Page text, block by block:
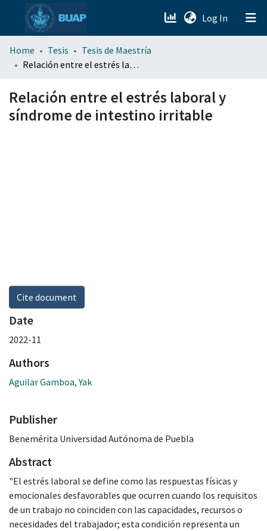
Log In (current)
menu.section.about_menu
Home Tesis
Tesis de Maestría
Relación entre el estrés laboral y síndrome de intestino irritable
Relación entre el estrés laboral y
síndrome de intestino irritable
Cite document
Date
2022-11
Authors
Aguilar Gamboa, Yak
Publisher
Benemérita Universidad Autónoma de Puebla
Abstract
"El estrés laboral se define como las respuestas físicas y
emocionales desfavorables que ocurren cuando los requisitos
de un trabajo no coinciden con las capacidades, recursos o
necesidades del trabajador; esta condición representa un